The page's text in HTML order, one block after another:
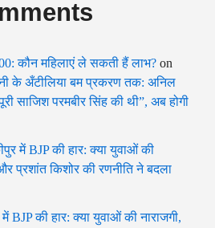
कौन महिलाएं ले सकती हैं लाभ? on
के अँटीलिया बम प्रकरण तक: अनिल
साजिश परमबीर सिंह की थी”, अब होगी
में BJP की हार: क्या युवाओं की
प्रशांत किशोर की रणनीति ने बदला
में BJP की हार: क्या युवाओं की नाराजगी,